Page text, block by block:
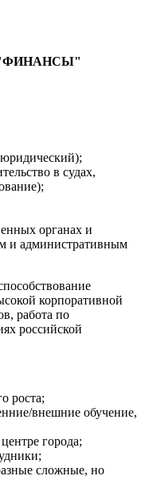
"ФИНАНСЫ"
в судах,
органах и
и административным
корпоративной
работа по
российской
роста;
внешние обучение,
города;
сложные, но